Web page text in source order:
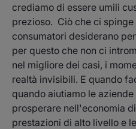
crediamo di essere umili
prezioso. Ciò che ci
consumatori desiderano
per questo che non ci
nel migliore dei casi, i
realtà invisibili. E quando
quando aiutiamo le
prosperare nell'economia
prestazioni di alto livello e